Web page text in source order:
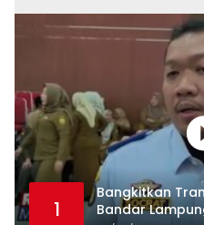
1
Bangkitkan
Bandar